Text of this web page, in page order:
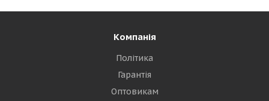
Компанія
Політика
Гарантія
Оптовикам